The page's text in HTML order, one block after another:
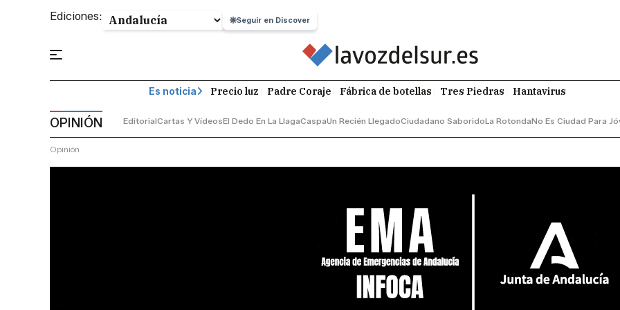
Ediciones: Seguir en Discover
Es noticia Precio luz Padre Coraje Fábrica de botellas Tres Piedras Hantavirus
OPINIÓN EditorialCartas Y VídeosEl Dedo En La LlagaCaspaUn Recién LlegadoCiudadano SaboridoLa RotondaNo Es Ciudad Para
Opinión